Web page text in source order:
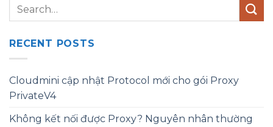
RECENT POSTS
Cloudmini cập nhật Protocol mới cho gói Proxy
PrivateV4
Không kết nối được Proxy? Nguyên nhân thường